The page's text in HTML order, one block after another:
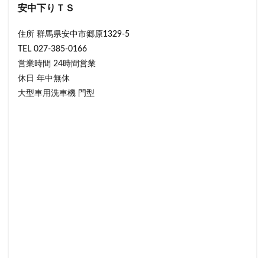
安中下りＴＳ
住所 群馬県安中市郷原1329-5
TEL 027-385-0166
営業時間 24時間営業
休日 年中無休
大型車用洗車機 門型